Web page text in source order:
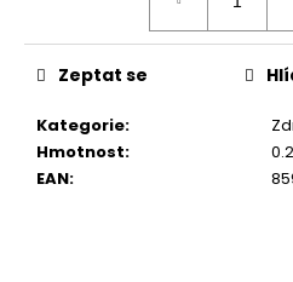
Kategorie:
Hmotnost:
EAN:
Zeptat se
BRAINMAX
LIPOSOMAL
VITAMIN
C
UPGRADE,
LIPOZOMÁLNÍ
VITAMÍN